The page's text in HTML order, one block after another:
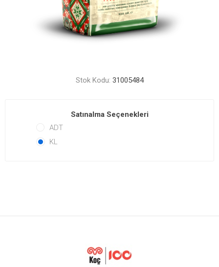
Stok Kodu: 31005484
Satınalma Seçenekleri
ADT
KL